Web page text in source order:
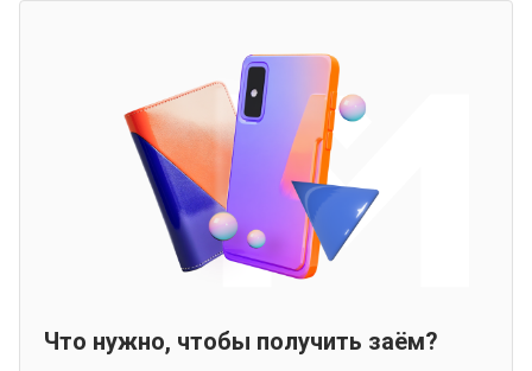
Что нужно, чтобы получить заём?